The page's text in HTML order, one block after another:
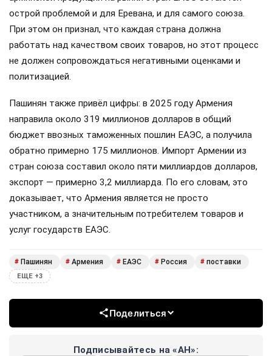
острой проблемой и для Еревана, и для самого союза.
При этом он признал, что каждая страна должна
работать над качеством своих товаров, но этот процесс
не должен сопровождаться негативными оценками и
политизацией.
Пашинян также привёл цифры: в 2025 году Армения
направила около 319 миллионов долларов в общий
бюджет ввозных таможенных пошлин ЕАЭС, а получила
обратно примерно 175 миллионов. Импорт Армении из
стран союза составил около пяти миллиардов долларов,
экспорт — примерно 3,2 миллиарда. По его словам, это
доказывает, что Армения является не просто
участником, а значительным потребителем товаров и
услуг государств ЕАЭС.
# Пашинян # Армения # ЕАЭС # Россия # поставки
ЕЩЕ +3
Поделиться
Подписывайтесь на «АН»: